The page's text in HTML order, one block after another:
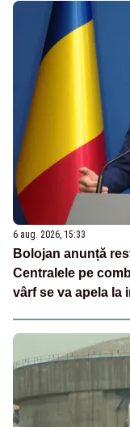
6 aug. 2026, 15:33
Bolojan anunță
Centralele pe
vârf se va apela la